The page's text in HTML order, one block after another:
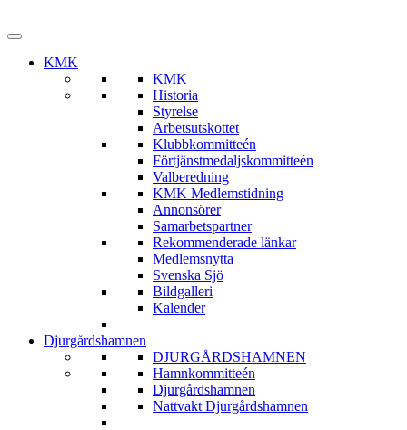
KMK
KMK
Historia
Styrelse
Arbetsutskottet
Klubbkommitteén
Förtjänstmedaljskommitteén
Valberedning
KMK Medlemstidning
Annonsörer
Samarbetspartner
Rekommenderade länkar
Medlemsnytta
Svenska Sjö
Bildgalleri
Kalender
Djurgårdshamnen
DJURGÅRDSHAMNEN
Hamnkommitteén
Djurgårdshamnen
Nattvakt Djurgårdshamnen